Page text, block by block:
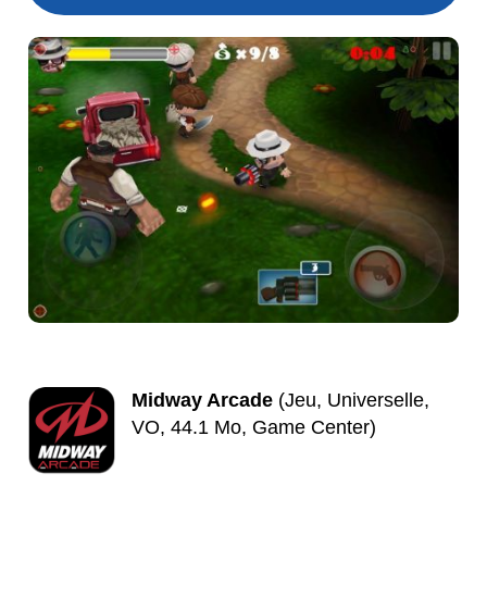
Midway Arcade (Jeu, Universelle,
VO, 44.1 Mo, Game Center)